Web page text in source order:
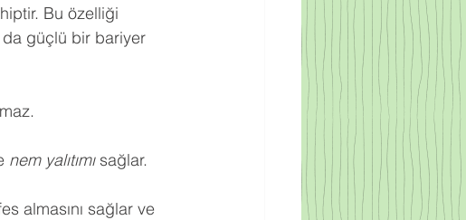
Bu özelliği
da güçlü bir bariyer
nem yalıtımı sağlar.
almasını sağlar ve